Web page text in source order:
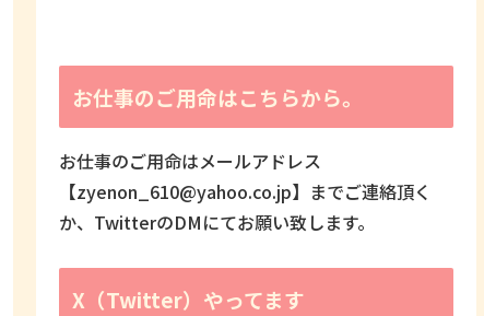
お仕事のご用命はこちらから。
お仕事のご用命はメールアドレス
【zyenon_610@yahoo.co.jp】までご連絡頂く
か、TwitterのDMにてお願い致します。
X（Twitter）やってます